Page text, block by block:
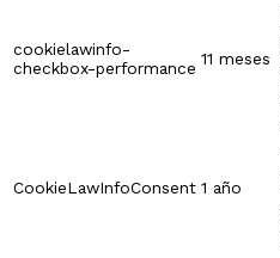
cookielawinfo-
checkbox-performance 11 meses
CookieLawInfoConsent 1 año